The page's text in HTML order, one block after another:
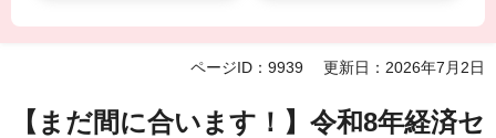
ページID：9939 更新日：2026年7月2日
【まだ間に合います！】令和8年経済セ